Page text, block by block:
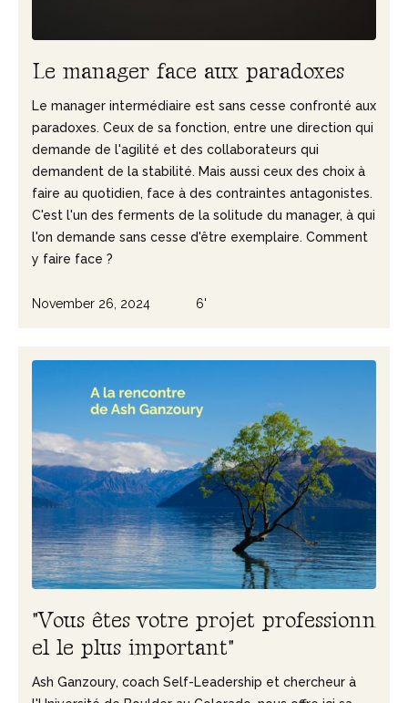
Le manager face aux paradoxes
Le manager intermédiaire est sans cesse confronté aux
paradoxes. Ceux de sa fonction, entre une direction qui
demande de l'agilité et des collaborateurs qui
demandent de la stabilité. Mais aussi ceux des choix à
faire au quotidien, face à des contraintes antagonistes.
C'est l'un des ferments de la solitude du manager, à qui
l'on demande sans cesse d'être exemplaire. Comment
y faire face ?
November 26, 2024 6'
"Vous êtes votre projet professionn
el le plus important"
Ash Ganzoury, coach Self-Leadership et chercheur à